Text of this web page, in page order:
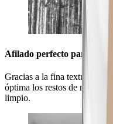
Afilado perfecto para tu
Gracias a la fina textura de
óptima los restos de
limpio.